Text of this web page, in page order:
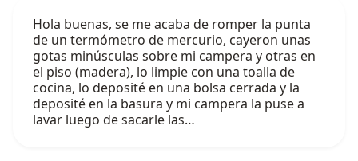
Hola buenas, se me acaba de romper la punta
de un termómetro de mercurio, cayeron unas
gotas minúsculas sobre mi campera y otras en
el piso (madera), lo limpie con una toalla de
cocina, lo deposité en una bolsa cerrada y la
deposité en la basura y mi campera la puse a
lavar luego de sacarle las…